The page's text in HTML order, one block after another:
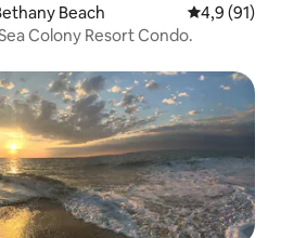
Beach
4,9 (91)
Colony Resort Condo.